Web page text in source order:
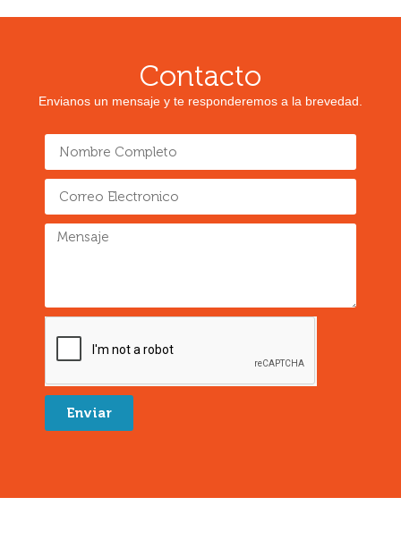
Contacto
Envianos un mensaje y te responderemos a la brevedad.
Enviar